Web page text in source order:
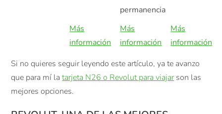
permanencia
Más
información
Más
información
Más
información
Si no quieres seguir leyendo este artículo, ya te avanzo
que para mí latarjeta N26 o Revolut para viajarson las
mejores opciones.